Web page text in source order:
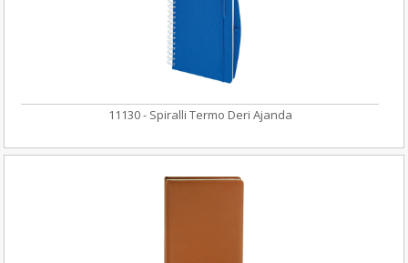
11130 - Spiralli Termo Deri Ajanda